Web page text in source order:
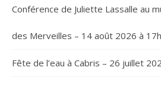
Conférence de Juliette Lassalle au
des Merveilles – 14 août 2026 à
Fête de l’eau à Cabris – 26 juillet